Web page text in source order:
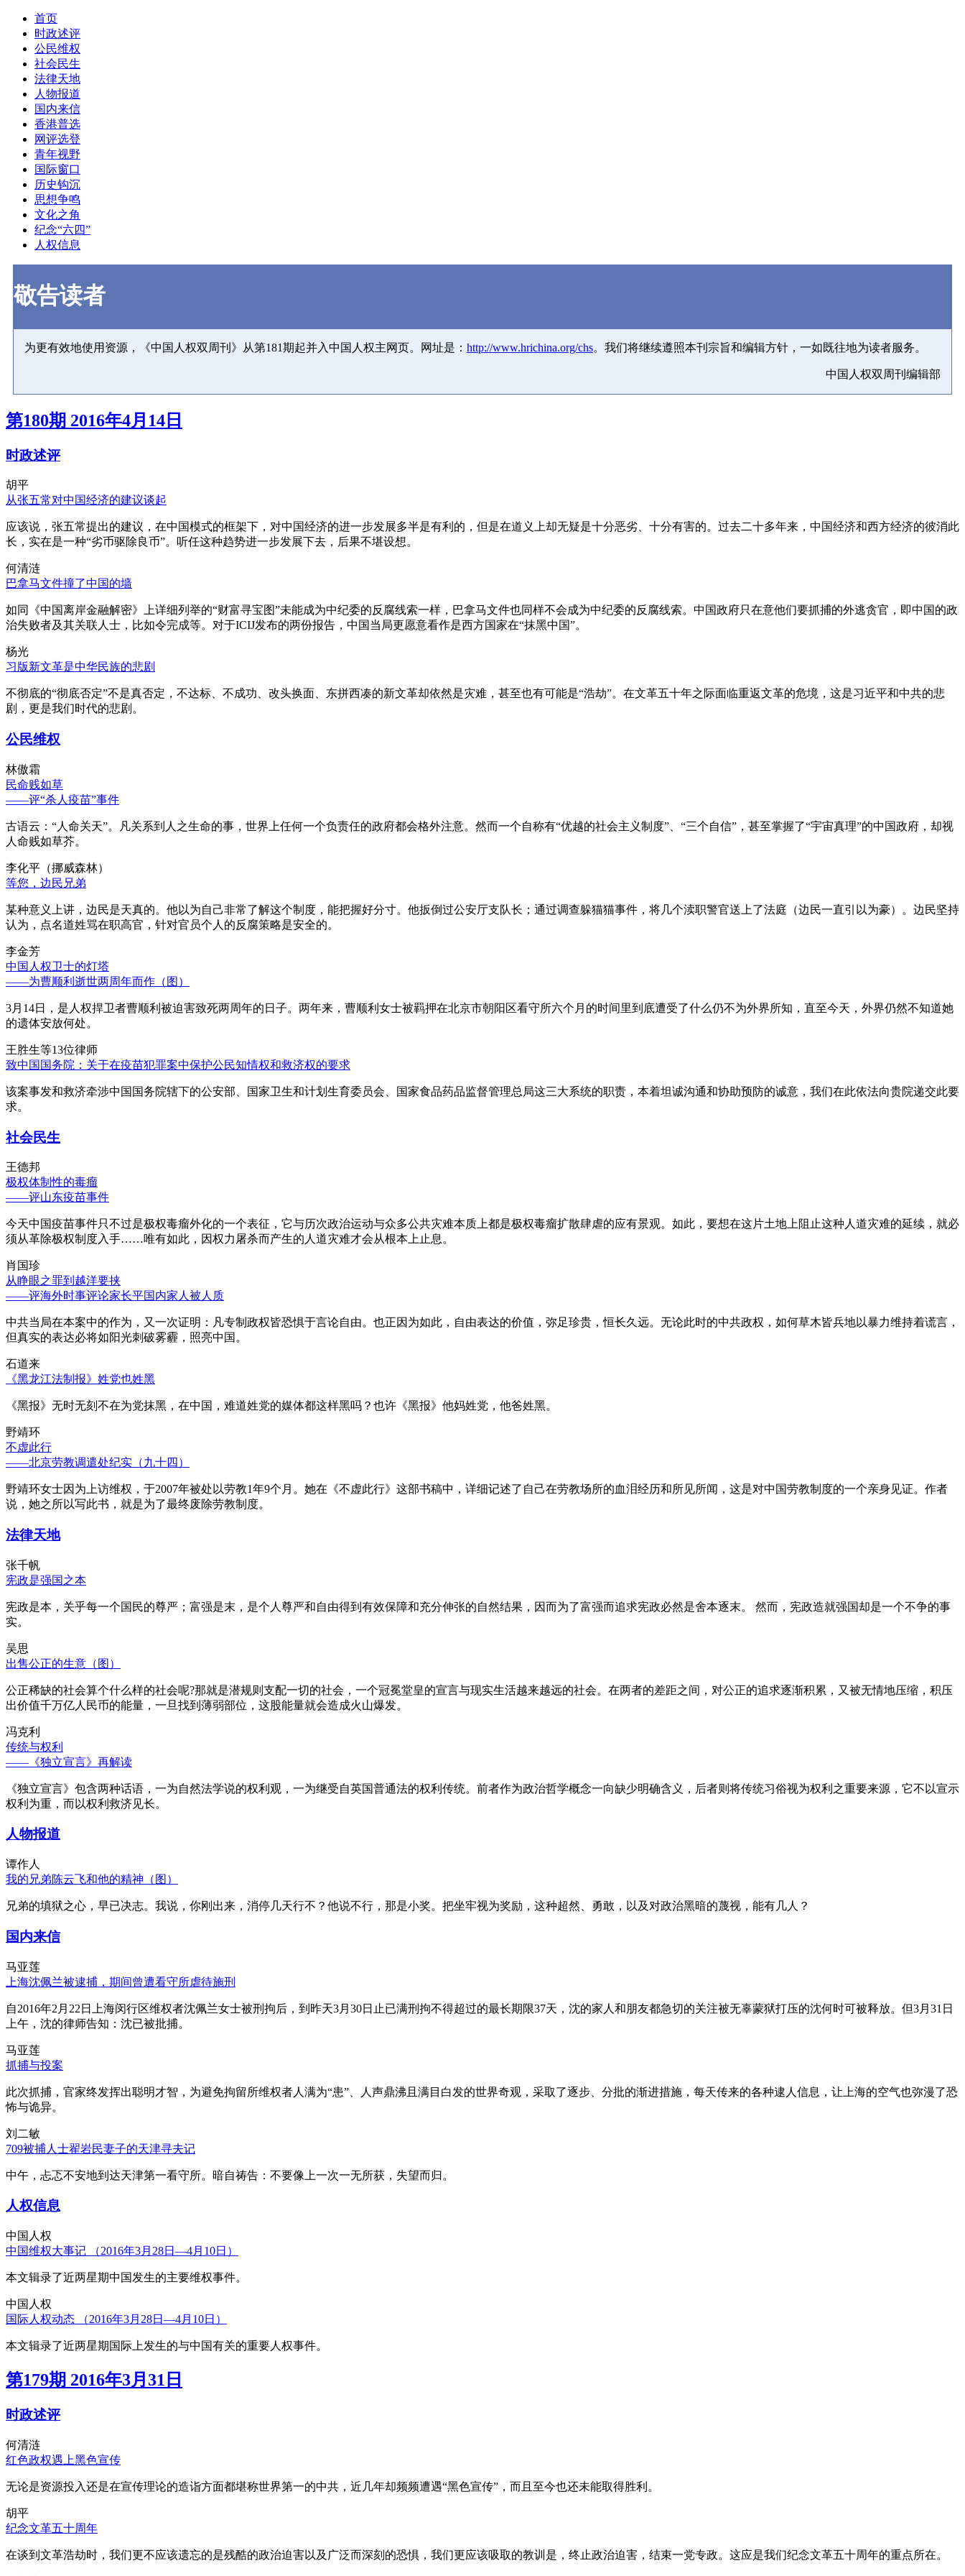
首页
时政述评
公民维权
社会民生
法律天地
人物报道
国内来信
香港普选
网评选登
青年视野
国际窗口
历史钩沉
思想争鸣
文化之角
纪念“六四”
人权信息
敬告读者
为更有效地使用资源，《中国人权双周刊》从第181期起并入中国人权主网页。网址是： http://www.hrichina.org/chs。我们将继续遵照本刊宗旨和编辑方针，一如既往地为读者服务。
中国人权双周刊编辑部
第180期 2016年4月14日
时政述评
胡平
从张五常对中国经济的建议谈起
应该说，张五常提出的建议，在中国模式的框架下，对中国经济的进一步发展多半是有利的，但是在道义上却无疑是十分恶劣、十分有害的。过去二十多年来，中国经济和西方经济的彼消此
长，实在是一种“劣币驱除良币”。听任这种趋势进一步发展下去，后果不堪设想。
何清涟
巴拿马文件撞了中国的墙
如同《中国离岸金融解密》上详细列举的“财富寻宝图”未能成为中纪委的反腐线索一样，巴拿马文件也同样不会成为中纪委的反腐线索。中国政府只在意他们要抓捕的外逃贪官，即中国的政
治失败者及其关联人士，比如令完成等。对于ICIJ发布的两份报告，中国当局更愿意看作是西方国家在“抹黑中国”。
杨光
习版新文革是中华民族的悲剧
不彻底的“彻底否定”不是真否定，不达标、不成功、改头换面、东拼西凑的新文革却依然是灾难，甚至也有可能是“浩劫”。在文革五十年之际面临重返文革的危境，这是习近平和中共的悲
剧，更是我们时代的悲剧。
公民维权
林傲霜
民命贱如草
——评“杀人疫苗”事件
古语云：“人命关天”。凡关系到人之生命的事，世界上任何一个负责任的政府都会格外注意。然而一个自称有“优越的社会主义制度”、“三个自信”，甚至掌握了“宇宙真理”的中国政府，却视
人命贱如草芥。
李化平（挪威森林）
等您，边民兄弟
某种意义上讲，边民是天真的。他以为自己非常了解这个制度，能把握好分寸。他扳倒过公安厅支队长；通过调查躲猫猫事件，将几个渎职警官送上了法庭（边民一直引以为豪）。边民坚持
认为，点名道姓骂在职高官，针对官员个人的反腐策略是安全的。
李金芳
中国人权卫士的灯塔
——为曹顺利逝世两周年而作（图）
3月14日，是人权捍卫者曹顺利被迫害致死两周年的日子。两年来，曹顺利女士被羁押在北京市朝阳区看守所六个月的时间里到底遭受了什么仍不为外界所知，直至今天，外界仍然不知道她
的遗体安放何处。
王胜生等13位律师
致中国国务院：关于在疫苗犯罪案中保护公民知情权和救济权的要求
该案事发和救济牵涉中国国务院辖下的公安部、国家卫生和计划生育委员会、国家食品药品监督管理总局这三大系统的职责，本着坦诚沟通和协助预防的诚意，我们在此依法向贵院递交此要
求。
社会民生
王德邦
极权体制性的毒瘤
——评山东疫苗事件
今天中国疫苗事件只不过是极权毒瘤外化的一个表征，它与历次政治运动与众多公共灾难本质上都是极权毒瘤扩散肆虐的应有景观。如此，要想在这片土地上阻止这种人道灾难的延续，就必
须从革除极权制度入手……唯有如此，因权力屠杀而产生的人道灾难才会从根本上止息。
肖国珍
从睁眼之罪到越洋要挟
——评海外时事评论家长平国内家人被人质
中共当局在本案中的作为，又一次证明：凡专制政权皆恐惧于言论自由。也正因为如此，自由表达的价值，弥足珍贵，恒长久远。无论此时的中共政权，如何草木皆兵地以暴力维持着谎言，
但真实的表达必将如阳光刺破雾霾，照亮中国。
石道来
《黑龙江法制报》姓党也姓黑
《黑报》无时无刻不在为党抹黑，在中国，难道姓党的媒体都这样黑吗？也许《黑报》他妈姓党，他爸姓黑。
野靖环
不虚此行
——北京劳教调遣处纪实（九十四）
野靖环女士因为上访维权，于2007年被处以劳教1年9个月。她在《不虚此行》这部书稿中，详细记述了自己在劳教场所的血泪经历和所见所闻，这是对中国劳教制度的一个亲身见证。作者
说，她之所以写此书，就是为了最终废除劳教制度。
法律天地
张千帆
宪政是强国之本
宪政是本，关乎每一个国民的尊严；富强是末，是个人尊严和自由得到有效保障和充分伸张的自然结果，因而为了富强而追求宪政必然是舍本逐末。 然而，宪政造就强国却是一个不争的事
实。
吴思
出售公正的生意（图）
公正稀缺的社会算个什么样的社会呢?那就是潜规则支配一切的社会，一个冠冕堂皇的宣言与现实生活越来越远的社会。在两者的差距之间，对公正的追求逐渐积累，又被无情地压缩，积压
出价值千万亿人民币的能量，一旦找到薄弱部位，这股能量就会造成火山爆发。
冯克利
传统与权利
——《独立宣言》再解读
《独立宣言》包含两种话语，一为自然法学说的权利观，一为继受自英国普通法的权利传统。前者作为政治哲学概念一向缺少明确含义，后者则将传统习俗视为权利之重要来源，它不以宣示
权利为重，而以权利救济见长。
人物报道
谭作人
我的兄弟陈云飞和他的精神（图）
兄弟的填狱之心，早已决志。我说，你刚出来，消停几天行不？他说不行，那是小奖。把坐牢视为奖励，这种超然、勇敢，以及对政治黑暗的蔑视，能有几人？
国内来信
马亚莲
上海沈佩兰被逮捕，期间曾遭看守所虐待施刑
自2016年2月22日上海闵行区维权者沈佩兰女士被刑拘后，到昨天3月30日止已满刑拘不得超过的最长期限37天，沈的家人和朋友都急切的关注被无辜蒙狱打压的沈何时可被释放。但3月31日
上午，沈的律师告知：沈已被批捕。
马亚莲
抓捕与投案
此次抓捕，官家终发挥出聪明才智，为避免拘留所维权者人满为“患”、人声鼎沸且满目白发的世界奇观，采取了逐步、分批的渐进措施，每天传来的各种逮人信息，让上海的空气也弥漫了恐
怖与诡异。
刘二敏
709被捕人士翟岩民妻子的天津寻夫记
中午，忐忑不安地到达天津第一看守所。暗自祷告：不要像上一次一无所获，失望而归。
人权信息
中国人权
中国维权大事记 （2016年3月28日—4月10日）
本文辑录了近两星期中国发生的主要维权事件。
中国人权
国际人权动态 （2016年3月28日—4月10日）
本文辑录了近两星期国际上发生的与中国有关的重要人权事件。
第179期 2016年3月31日
时政述评
何清涟
红色政权遇上黑色宣传
无论是资源投入还是在宣传理论的造诣方面都堪称世界第一的中共，近几年却频频遭遇“黑色宣传”，而且至今也还未能取得胜利。
胡平
纪念文革五十周年
在谈到文革浩劫时，我们更不应该遗忘的是残酷的政治迫害以及广泛而深刻的恐惧，我们更应该吸取的教训是，终止政治迫害，结束一党专政。这应是我们纪念文革五十周年的重点所在。